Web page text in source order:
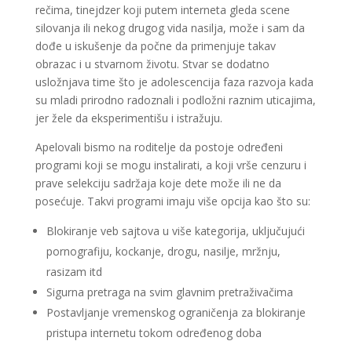
rečima, tinejdzer koji putem interneta gleda scene
silovanja ili nekog drugog vida nasilja, može i sam da
dođe u iskušenje da počne da primenjuje takav
obrazac i u stvarnom životu. Stvar se dodatno
usložnjava time što je adolescencija faza razvoja kada
su mladi prirodno radoznali i podložni raznim uticajima,
jer žele da eksperimentišu i istražuju.
Apelovali bismo na roditelje da postoje određeni
programi koji se mogu instalirati, a koji vrše cenzuru i
prave selekciju sadržaja koje dete može ili ne da
posećuje. Takvi programi imaju više opcija kao što su:
Blokiranje veb sajtova u više kategorija, uključujući
pornografiju, kockanje, drogu, nasilje, mržnju,
rasizam itd
Sigurna pretraga na svim glavnim pretraživačima
Postavljanje vremenskog ograničenja za blokiranje
pristupa internetu tokom određenog doba